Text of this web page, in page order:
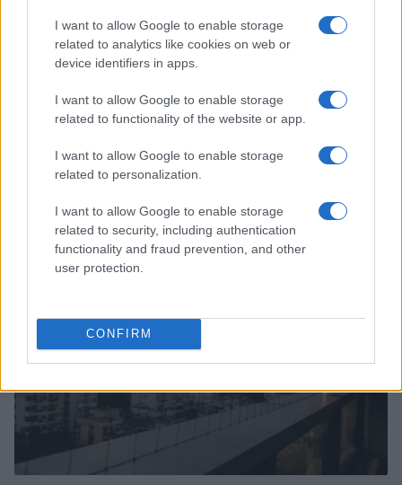
I want to allow Google to enable storage
related to analytics like cookies on web or
device identifiers in apps.
I want to allow Google to enable storage
related to functionality of the website or app.
I want to allow Google to enable storage
related to personalization.
I want to allow Google to enable storage
related to security, including authentication
functionality and fraud prevention, and other
user protection.
CONFIRM
OTROS ANIMALES